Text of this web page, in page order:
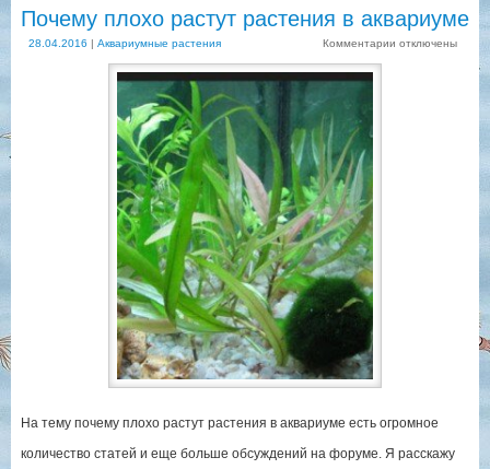
Почему плохо растут растения в аквариуме
28.04.2016 | Аквариумные растения Комментарииотключены
На тему почему плохо растут растения в аквариуме есть огромное
количество статей и еще больше обсуждений на форуме. Я расскажу